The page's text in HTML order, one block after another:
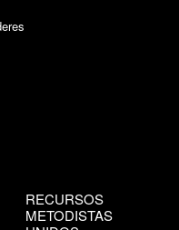
RECURSOS
METODISTAS